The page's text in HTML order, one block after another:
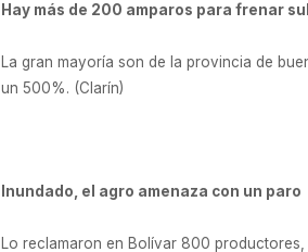
Hay más de 200 amparos para frenar
La gran mayoría son de la provincia de
un 500%. (Clarín)
Inundado, el agro amenaza con un paro
Lo reclamaron en Bolívar 800